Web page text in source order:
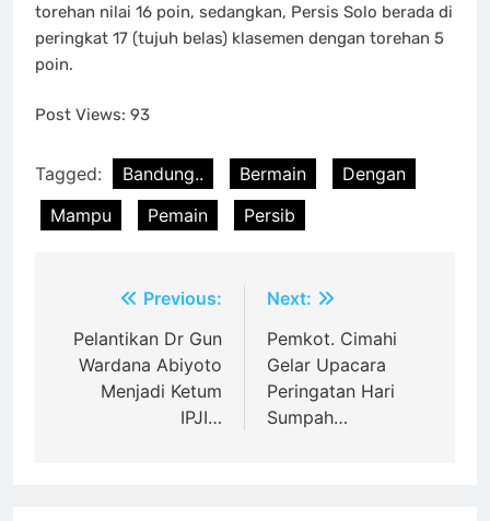
torehan nilai 16 poin, sedangkan, Persis Solo berada di
peringkat 17 (tujuh belas) klasemen dengan torehan 5
poin.
Post Views: 93
Tagged: Bandung.. Bermain
Dengan
Mampu
Pemain Persib
navigation
Previous:
Pelantikan Dr Gun
Wardana Abiyoto
Menjadi Ketum
IPJI…
Next:
Pemkot. Cimahi
Gelar Upacara
Peringatan Hari
Sumpah…